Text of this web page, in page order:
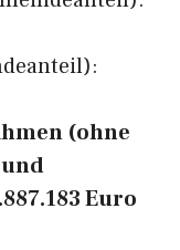
(ohne
Euro